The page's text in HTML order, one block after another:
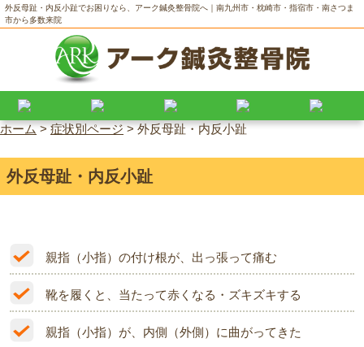
外反母趾・内反小趾でお困りなら、アーク鍼灸整骨院へ｜南九州市・枕崎市・指宿市・南さつま
市から多数来院
ホーム>症状別ページ>外反母趾・内反小趾
外反母趾・内反小趾
親指（小指）の付け根が、出っ張って痛む
靴を履くと、当たって赤くなる・ズキズキする
親指（小指）が、内側（外側）に曲がってきた